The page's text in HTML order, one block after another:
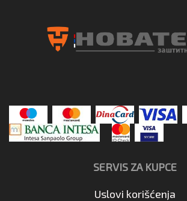
SERVIS ZA KUPCE
Uslovi korišćenja